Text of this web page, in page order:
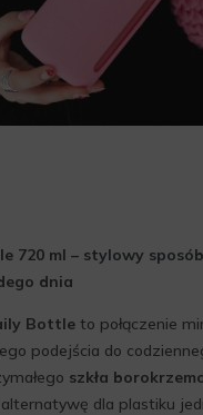
720 ml – stylowy
dnia
Bottle to połączenie
podejścia do
szkła
alternatywę dla plastiku